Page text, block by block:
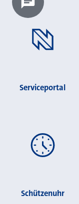
Chatbot laden?
Serviceportal
Schützenuhr